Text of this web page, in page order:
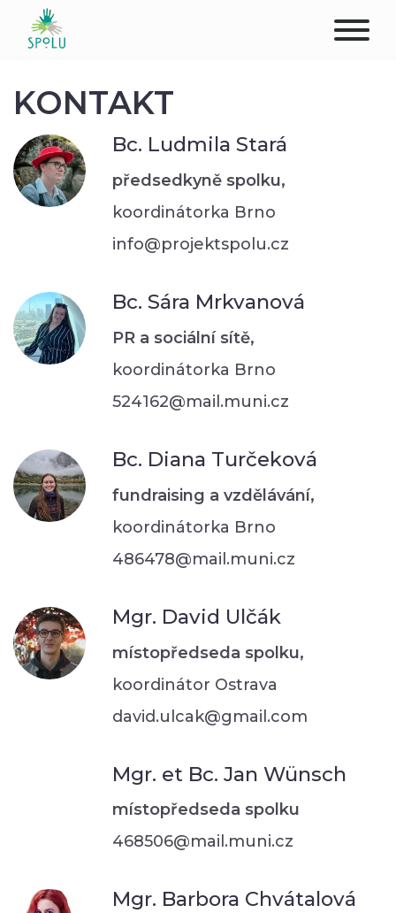
PODPOŘTE NÁS
PŮSOBIŠTĚ
PROFESIONÁLOVÉ
STUDENTI
KONTAKT
Bc. Ludmila Stará
předsedkyně spolku,
koordinátorka Brno
info@projektspolu.cz
Bc. Sára Mrkvanová
PR a sociální sítě,
koordinátorka Brno
524162@mail.muni.cz
Bc. Diana Turčeková
fundraising a vzdělávání,
koordinátorka Brno
486478@mail.muni.cz
Mgr. David Ulčák
místopředseda spolku,
koordinátor Ostrava
david.ulcak@gmail.com
Mgr. et Bc. Jan Wünsch
místopředseda spolku
468506@mail.muni.cz
Mgr. Barbora Chvátalová